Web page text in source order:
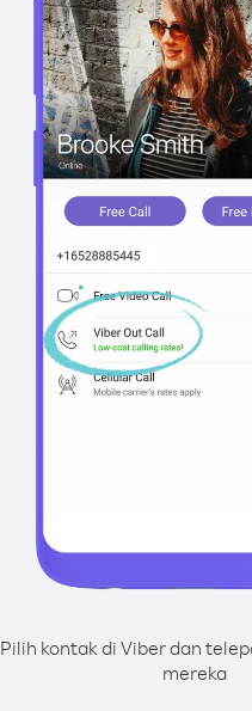
Pilih kontak di Viber dan
mereka